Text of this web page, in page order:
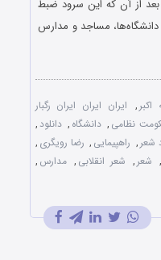
بعد از آن که این سرود ضبط
مساجد و مدارس
اکبر , ایران ایران ایران رگبار
نظامی , دانشگاه‌ , دانلود ,
شعر , راهپیمایی , رضا رویگری ,
, شعر , شعر انقلابی , مدارس ,